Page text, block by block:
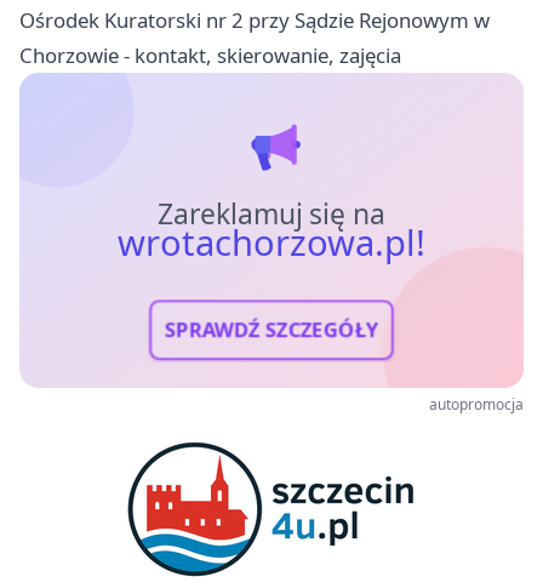
Ośrodek Kuratorski nr 2 przy Sądzie Rejonowym w
Chorzowie - kontakt, skierowanie, zajęcia
Zareklamuj się na
wrotachorzowa.pl!
SPRAWDŹ SZCZEGÓŁY
autopromocja